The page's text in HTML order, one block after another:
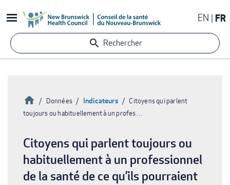
au
contenu
principal
EN FR
Rechercher
Fil
d'Ariane
Accueil
Données Indicateurs
Citoyens qui parlent
toujours ou habituellement à un profes…
Citoyens qui parlent toujours ou
habituellement à un professionnel
de la santé de ce qu’ils pourraient